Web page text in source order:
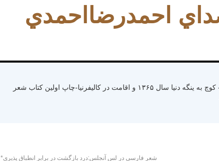
احمدرضااحمدي
متولد سال ۱۳۳۰ رشت استان گیلان- کسب لیسانس از دانشگاه ملی ایران- کوچ به ینگه دنیا سال ۱۳۶۵ و اقامت در کالیفرنیا-چاپ اولین کتاب شعر
شعر فارسی در لس آنجلس:درد بازگشت در برابر انطباق پذیری*